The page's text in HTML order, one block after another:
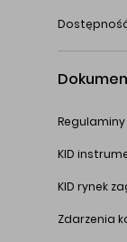
KID
KID rynek
Zdarzenia